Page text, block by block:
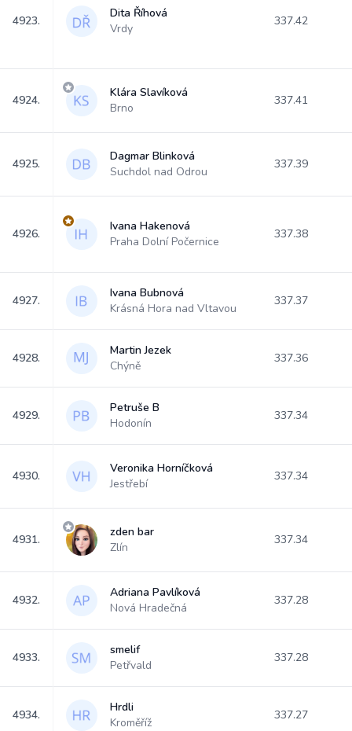
4923.
Dita Říhová
Vrdy
337.42
4924.
Klára Slavíková
Brno
337.41
4925.
Dagmar Blinková
Suchdol nad Odrou
337.39
4926.
Ivana Hakenová
Praha Dolní Počernice
337.38
4927.
Ivana Bubnová
Krásná Hora nad Vltavou
337.37
4928.
Martin Jezek
Chýně
337.36
4929.
Petruše B
Hodonín
337.34
4930.
Veronika Horníčková
Jestřebí
337.34
4931.
zden bar
Zlín
337.34
4932.
Adriana Pavlíková
Nová Hradečná
337.28
4933.
smelif
Petřvald
337.28
4934.
Hrdli
Kroměříž
337.27